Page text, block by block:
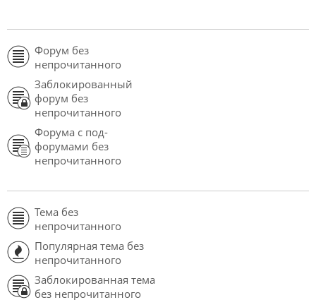
Форум без
непрочитанного
Заблокированный
форум без
непрочитанного
Форума с под-
форумами без
непрочитанного
Тема без
непрочитанного
Популярная тема без
непрочитанного
Заблокированная тема
без непрочитанного